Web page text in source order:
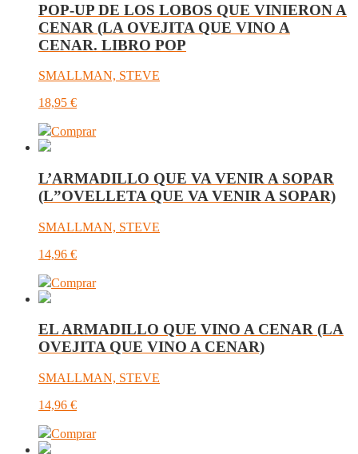
POP-UP DE LOS LOBOS QUE VINIERON A
CENAR (LA OVEJITA QUE VINO A
CENAR. LIBRO POP
SMALLMAN, STEVE
18,95 €
Comprar
L’ARMADILLO QUE VA VENIR A SOPAR
(L”OVELLETA QUE VA VENIR A SOPAR)
SMALLMAN, STEVE
14,96 €
Comprar
EL ARMADILLO QUE VINO A CENAR (LA
OVEJITA QUE VINO A CENAR)
SMALLMAN, STEVE
14,96 €
Comprar